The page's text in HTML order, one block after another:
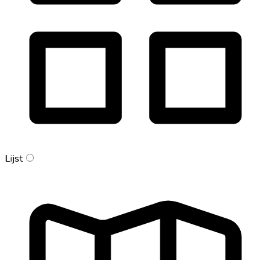
Lijst